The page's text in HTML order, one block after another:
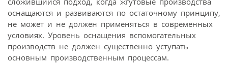
оснащаются и развиваются по остаточному принципу,
не может и не должен применяться в современных
условиях. Уровень оснащения вспомогательных
производств не должен существенно уступать
основным производственным процессам.